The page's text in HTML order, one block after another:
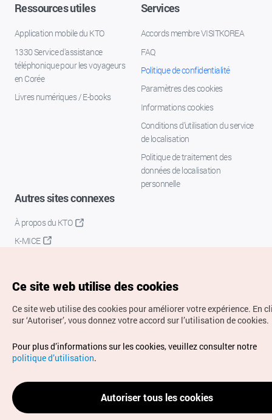
Ressources utiles
Application mobile du KTO
1330 Service d'assistance
téléphonique pour les voyageurs
en Corée
Livres numériques / E-books
Services
Accords membre VISITKOREA
FAQ
Politique de confidentialité
Paramètres des cookies
Informations cookies
Conditions d’utilisation du service
de localisation
Politique de traitement des
données de localisation
personnelle
Autres sites connexes
À propos du KTO
K-MICE
Droits d’auteur (c) Office National du Tourisme en Corée.
Tous droits réservés.
Pour les rapports d'erreurs et demandes de renseignements,
adressez vos demandes à
info.ontc@gmail.com
Ce site web utilise des cookies
Ce site web utilise des cookies pour améliorer votre expérience. En
sur ‘Autoriser’, vous donnez votre accord sur l’utilisation de cookies.
Pour plus d’informations sur les cookies, veuillez consulter notre
politique d’utilisation.
Autoriser tous les cookies